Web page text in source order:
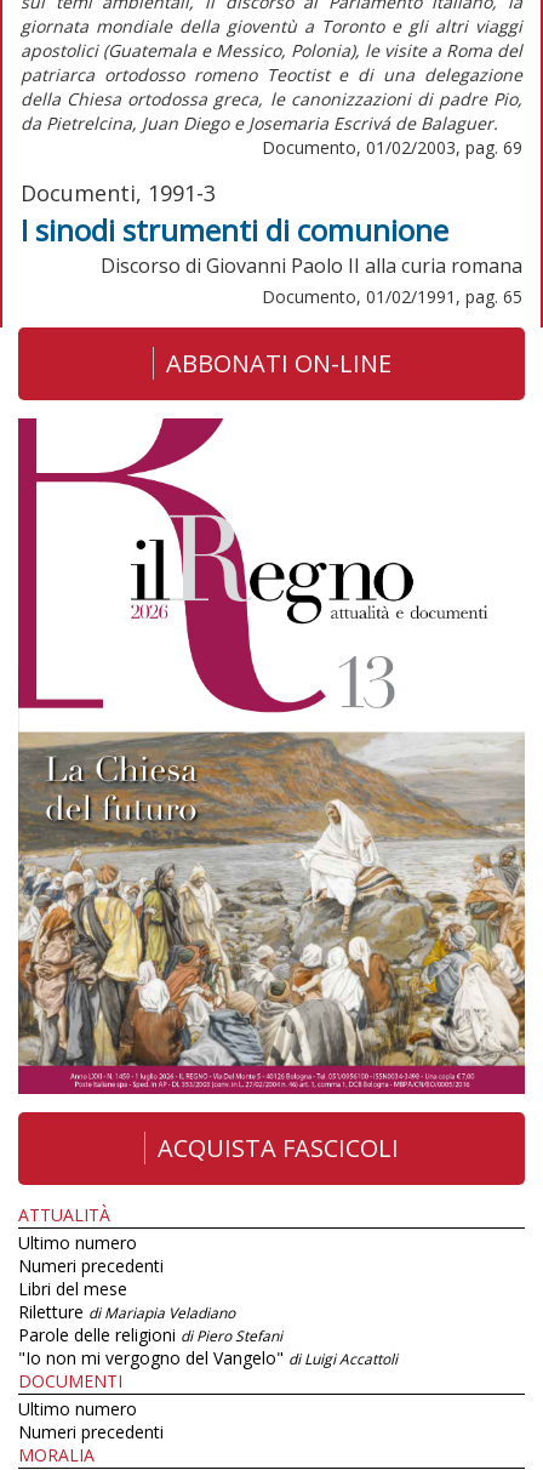
giornata mondiale della gioventù a Toronto e gli altri viaggi
apostolici (Guatemala e Messico, Polonia), le visite a Roma del
patriarca ortodosso romeno Teoctist e di una delegazione
della Chiesa ortodossa greca, le canonizzazioni di padre Pio,
da Pietrelcina, Juan Diego e Josemaria Escrivá de Balaguer.
Documento, 01/02/2003, pag. 69
Documenti, 1991-3
I sinodi strumenti di comunione
Discorso di Giovanni Paolo II alla curia romana
Documento, 01/02/1991, pag. 65
ABBONATI ON-LINE
ACQUISTA FASCICOLI
ATTUALITÀ
Ultimo numero
Numeri precedenti
Libri del mese
Riletture di Mariapia Veladiano
Parole delle religioni di Piero Stefani
"Io non mi vergogno del Vangelo" di Luigi Accattoli
DOCUMENTI
Ultimo numero
Numeri precedenti
MORALIA